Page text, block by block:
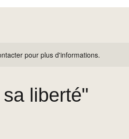
pour plus d'informations.
liberté"